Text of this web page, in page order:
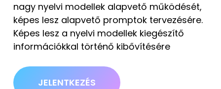
nagy nyelvi modellek alapvető működését,
képes lesz alapvető promptok tervezésére.
Képes lesz a nyelvi modellek kiegészítő
információkkal történő kibővítésére
JELENTKEZÉS